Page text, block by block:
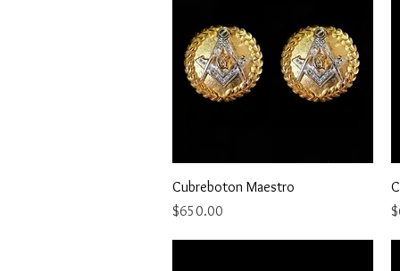
Vista rápida
Cubreboton Maestro
Precio
$650.00